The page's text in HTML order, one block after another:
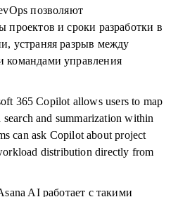
позволяют
проектов и сроки разработки в
устраняя разрыв между
командами управления
365 Copilot allows users to map
and summarization within
can ask Copilot about project
distribution directly from
AI работает с такими